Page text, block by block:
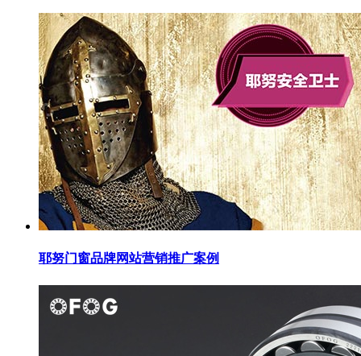
耶努门窗品牌网站营销推广案例